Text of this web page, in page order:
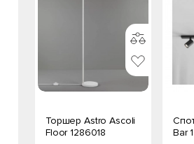
Торшер Astro Ascoli
Floor 1286018
Bar